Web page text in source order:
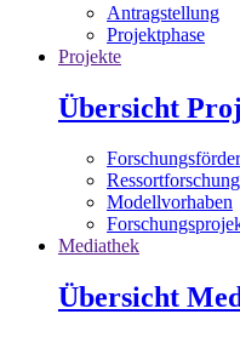
Antragstellung
Projektphase
Projekte
Übersicht
Ressortforschung
Modellvorhaben
Mediathek
Übersicht